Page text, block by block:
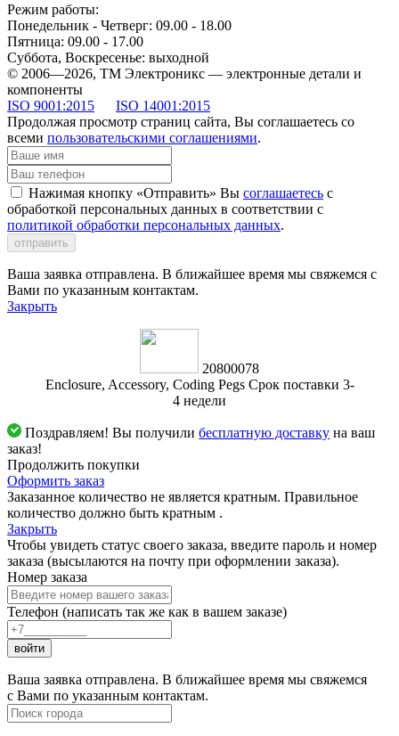
Режим работы:
Понедельник - Четверг: 09.00 - 18.00
Пятница: 09.00 - 17.00
Суббота, Воскресенье: выходной
© 2006—2026, ТМ Электроникс — электронные детали и
компоненты
ISO 9001:2015
ISO 14001:2015
Продолжая просмотр страниц сайта, Вы соглашаетесь со
всеми пользовательскими соглашениями.
Нажимая кнопку «Отправить» Вы соглашаетесь с
обработкой персональных данных в соответствии с
политикой обработки персональных данных.
отправить
Ваша заявка отправлена. В ближайшее время мы свяжемся с
Вами по указанным контактам.
Закрыть
20800078
Enclosure, Accessory, Coding Pegs Срок поставки 3-
4 недели
Поздравляем! Вы получилибесплатную доставку на ваш
заказ!
Продолжить покупки
Оформить заказ
Заказанное количество не является кратным. Правильное
количество должно быть кратным .
Закрыть
Чтобы увидеть статус своего заказа, введите пароль и номер
заказа (высылаются на почту при оформлении заказа).
Номер заказа
Телефон (написать так же как в вашем заказе)
войти
Ваша заявка отправлена. В ближайшее время мы свяжемся
с Вами по указанным контактам.